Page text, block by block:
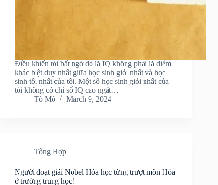
Điều khiến tôi bất ngờ đó là IQ không phải là điểm
khác biệt duy nhất giữa học sinh giỏi nhất và học
sinh tồi nhất của tôi. Một số học sinh giỏi nhất của
tôi không có chỉ số IQ cao ngất…
Tò Mò
March 9, 2024
Tổng Hợp
Người đoạt giải Nobel Hóa học từng trượt môn Hóa
ở trường trung học!